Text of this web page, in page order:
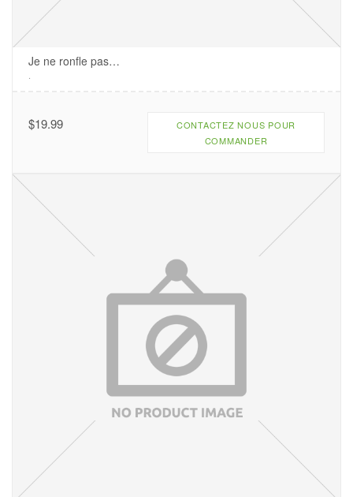
Je ne ronfle pas…
$19.99
CONTACTEZ NOUS POUR
COMMANDER